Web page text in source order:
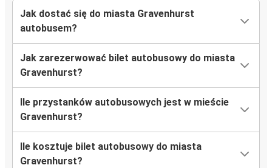
Jak dostać się do miasta Gravenhurst
autobusem?
Jak zarezerwować bilet autobusowy do miasta
Gravenhurst?
Ile przystanków autobusowych jest w mieście
Gravenhurst?
Ile kosztuje bilet autobusowy do miasta
Gravenhurst?